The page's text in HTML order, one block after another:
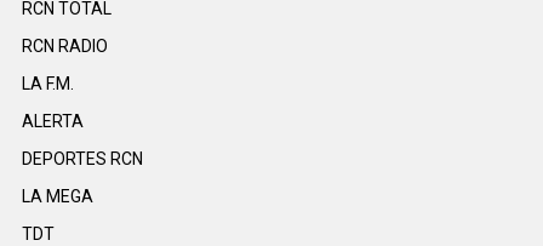
RCN TOTAL
RCN RADIO
LA F.M.
ALERTA
DEPORTES RCN
LA MEGA
TDT